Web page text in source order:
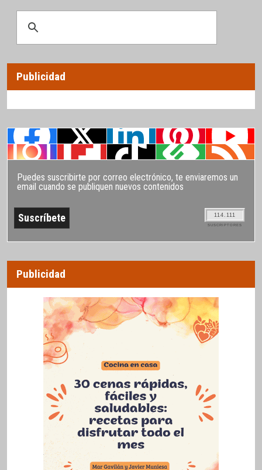
Publicidad
Puedes suscribirte por correo electrónico, te enviaremos un
email cuando se publiquen nuevos contenidos
114.111
SUSCRIPTORES
Publicidad